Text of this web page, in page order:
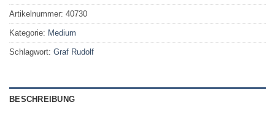
Artikelnummer: 40730
Kategorie: Medium
Schlagwort: Graf Rudolf
BESCHREIBUNG